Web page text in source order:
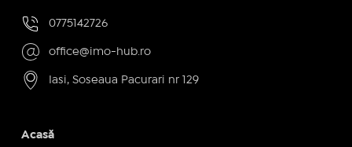
0775142726
office@imo-hub.ro
Iasi, Soseaua Pacurari nr 129
Acasă